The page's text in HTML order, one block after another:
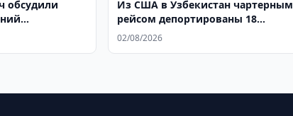
обсудили
Из США в Узбекистан чартерным
рейсом депортированы 18
граждан
02/08/2026